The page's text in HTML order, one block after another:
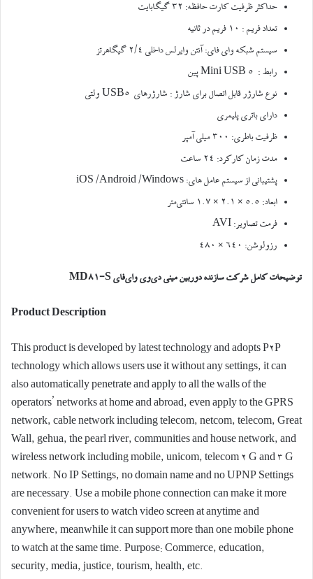
حداکثر ظرفیت کارت حافظه: ۳۲ گیگابایت
تعداد فریم : ۱۰ فریم در ثانیه
سیستم شبکه وای فای: آنتن وایرلس داخلی ۲/۴ گیگاهرتز
رابط : Mini USB 5 پین
نوع شارژر قابل اتصال برای شارژ : شارژرهای USB5 ولتی
دارای باتری پلیمری
ظرفیت باطری: ۳۰۰ میلی آمپر
مدت زمان کارکرد: ۲۴ ساعت
پشتیبانی از سیستم عامل های: iOS /Android /Windows
ابعاد: ۵.۵ × ۲.۱ × ۱.۷ سانتی‌متر
فرمت تصاویر: AVI
رزولوشن: ۶۴۰ × ۴۸۰
توضیحات کامل شرکت سازنده دوربین مینی دی‌وی وای‌فای MD81-S
Product Description
This product is developed by latest technology and adopts P2P
technology which allows users use it without any settings, it can
also automatically penetrate and apply to all the walls of the
operators’ networks at home and abroad, even apply to the GPRS
network, cable network including telecom, netcom, telecom, Great
Wall, gehua, the pearl river, communities and house network, and
wireless network including mobile, unicom, telecom 2 G and 3 G
network. No IP Settings, no domain name and no UPNP Settings
are necessary. Use a mobile phone connection can make it more
convenient for users to watch video screen at anytime and
anywhere, meanwhile it can support more than one mobile phone
to watch at the same time. Purpose: Commerce, education,
security, media, justice, tourism, health, etc.